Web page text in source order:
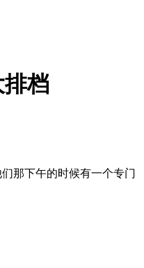
档
那下午的时候有一个专门